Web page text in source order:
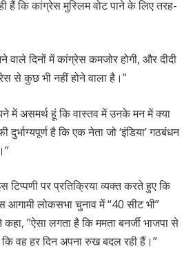
हैं कि कांग्रेस मुस्लिम वोट पाने के लिए तरह-
वाले दिनों में कांग्रेस कमजोर होगी, और दीदी
से कुछ भी नहीं होने वाला है।”
में असमर्थ हूं कि वास्तव में उनके मन में क्या
है कि एक नेता जो ‘इंडिया’ गठबंधन
टिप्पणी पर प्रतिक्रिया व्यक्त करते हुए कि
आगामी लोकसभा चुनाव में “40 सीट भी”
कहा, ”ऐसा लगता है कि ममता बनर्जी भाजपा से
वह हर दिन अपना रुख बदल रही हैं।”